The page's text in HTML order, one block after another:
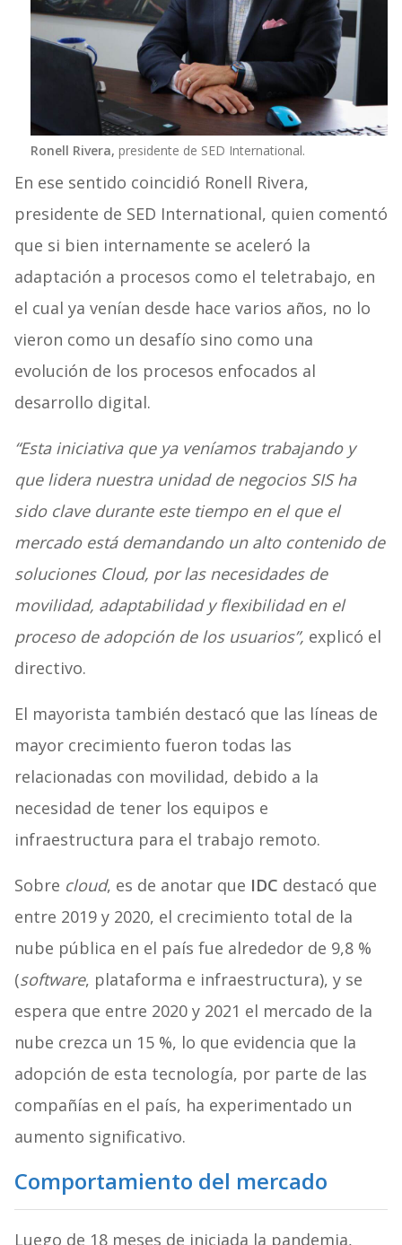
Ronell Rivera, presidente de SED International.
En ese sentido coincidió Ronell Rivera,
presidente de SED International, quien comentó
que si bien internamente se aceleró la
adaptación a procesos como el teletrabajo, en
el cual ya venían desde hace varios años, no lo
vieron como un desafío sino como una
evolución de los procesos enfocados al
desarrollo digital.
“Esta iniciativa que ya veníamos trabajando y
que lidera nuestra unidad de negocios SIS ha
sido clave durante este tiempo en el que el
mercado está demandando un alto contenido de
soluciones Cloud, por las necesidades de
movilidad, adaptabilidad y flexibilidad en el
proceso de adopción de los usuarios”, explicó el
directivo.
El mayorista también destacó que las líneas de
mayor crecimiento fueron todas las
relacionadas con movilidad, debido a la
necesidad de tener los equipos e
infraestructura para el trabajo remoto.
Sobre cloud, es de anotar que IDC destacó que
entre 2019 y 2020, el crecimiento total de la
nube pública en el país fue alrededor de 9,8 %
(software, plataforma e infraestructura), y se
espera que entre 2020 y 2021 el mercado de la
nube crezca un 15 %, lo que evidencia que la
adopción de esta tecnología, por parte de las
compañías en el país, ha experimentado un
aumento significativo.
Comportamiento del mercado
Luego de 18 meses de iniciada la pandemia,